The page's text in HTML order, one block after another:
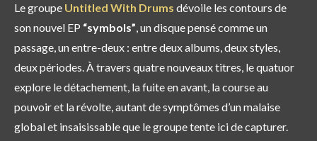
Le groupe Untitled With Drums dévoile les contours de
son nouvel EP “symbols”, un disque pensé comme un
passage, un entre-deux : entre deux albums, deux styles,
deux périodes. À travers quatre nouveaux titres, le quatuor
explore le détachement, la fuite en avant, la course au
pouvoir et la révolte, autant de symptômes d’un malaise
global et insaisissable que le groupe tente ici de capturer.